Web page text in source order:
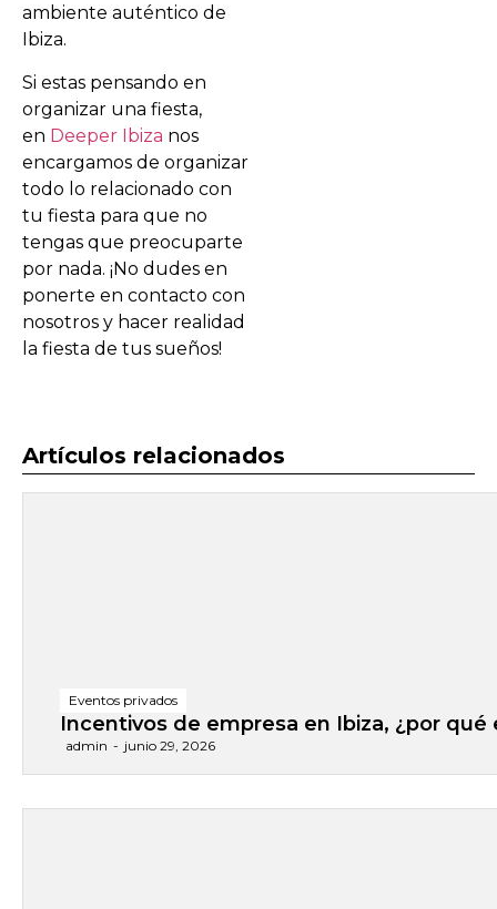
ambiente auténtico de
Ibiza.
Si estas pensando en
organizar una fiesta,
en Deeper Ibiza nos
encargamos de organizar
todo lo relacionado con
tu fiesta para que no
tengas que preocuparte
por nada. ¡No dudes en
ponerte en contacto con
nosotros y hacer realidad
la fiesta de tus sueños!
Artículos relacionados
Eventos privados
Incentivos de empresa en Ibiza, ¿por qué
admin - junio 29, 2026